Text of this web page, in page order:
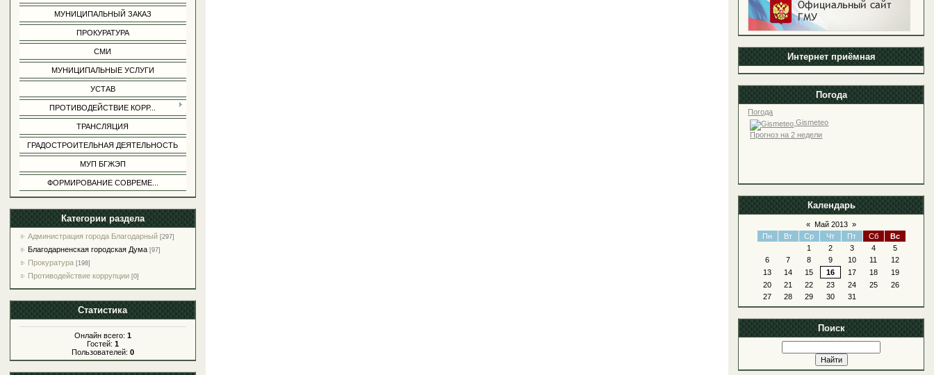
МУНИЦИПАЛЬНЫЙ ЗАКАЗ
ПРОКУРАТУРА
СМИ
МУНИЦИПАЛЬНЫЕ УСЛУГИ
УСТАВ
ПРОТИВОДЕЙСТВИЕ КОРР...
ТРАНСЛЯЦИЯ
ГРАДОСТРОИТЕЛЬНАЯ ДЕЯТЕЛЬНОСТЬ
МУП БГЖЭП
ФОРМИРОВАНИЕ СОВРЕМЕ...
Категории раздела
Администрация города Благодарный [297]
Благодарненская городская Дума [97]
Прокуратура [198]
Противодействие коррупции [0]
Статистика
Онлайн всего: 1
Гостей: 1
Пользователей: 0
Интернет приёмная
Погода
Погода
Gismeteo
Прогноз на 2 недели
Календарь
« Май 2013 »
Пн
Вт Ср Чт Пт Сб
Вс
1
2 3 4
5
6
7 8 9 10 11
12
13
14 15 16 17 18
19
20
21 22 23 24 25
26
27
28 29 30 31
Поиск